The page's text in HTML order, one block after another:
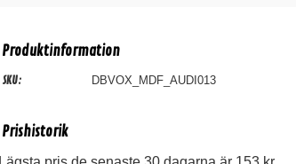
Produktinformation
SKU: DBVOX_MDF_AUDI013
Prishistorik